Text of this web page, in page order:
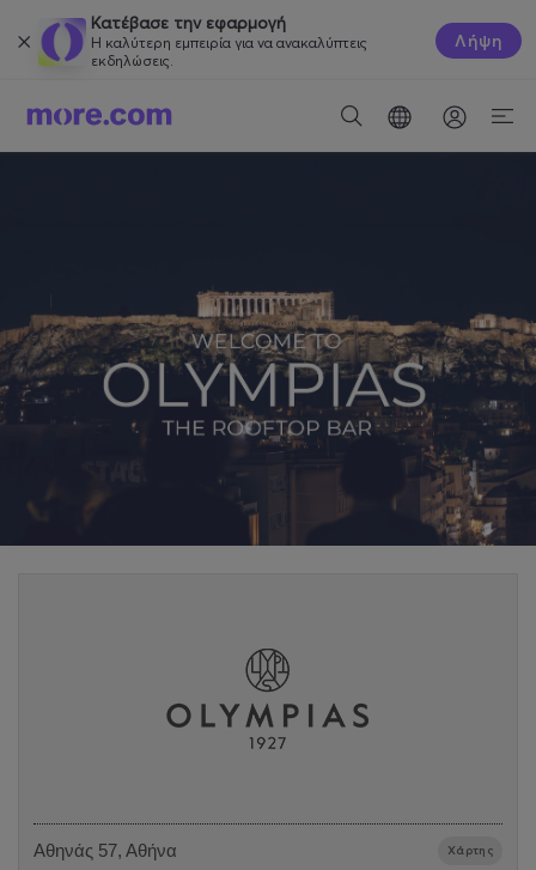
Κατέβασε την εφαρμογή
Η καλύτερη εμπειρία για να ανακαλύπτεις
εκδηλώσεις.
Λήψη
Αθηνάς 57, Αθήνα Χάρτης